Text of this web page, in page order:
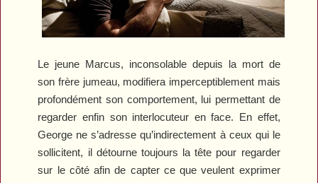
Le jeune Marcus, inconsolable depuis la mort de
son frère jumeau, modifiera imperceptiblement mais
profondément son comportement, lui permettant de
regarder enfin son interlocuteur en face. En effet,
George ne s’adresse qu’indirectement à ceux qui le
sollicitent, il détourne toujours la tête pour regarder
sur le côté afin de capter ce que veulent exprimer